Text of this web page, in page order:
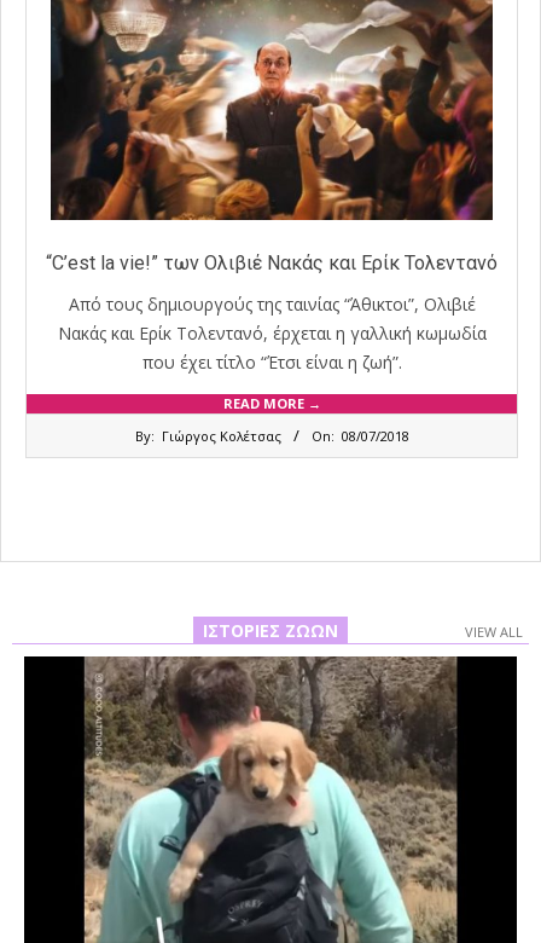
“C’est la vie!” των Ολιβιέ Νακάς και Ερίκ Τολεντανό
Από τους δημιουργούς της ταινίας “Άθικτοι”, Ολιβιέ
Νακάς και Ερίκ Τολεντανό, έρχεται η γαλλική κωμωδία
που έχει τίτλο “Έτσι είναι η ζωή”.
READ MORE →
By: Γιώργος Κολέτσας On: 08/07/2018
ΙΣΤΟΡΊΕΣ ΖΏΩΝ VIEW ALL